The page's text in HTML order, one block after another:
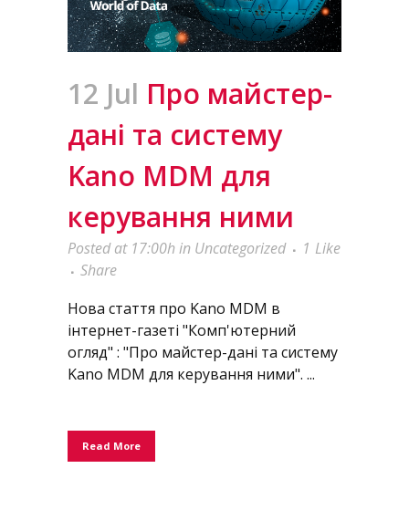
12 Jul Про майстер-
дані та систему
Kano MDM для
керування ними
Posted at 17:00hin Uncategorized 1 Like
Share
Нова стаття про Kano MDM в
інтернет-газеті "Комп'ютерний
огляд" : "Про майстер-дані та систему
Kano MDM для керування ними". ...
Read More